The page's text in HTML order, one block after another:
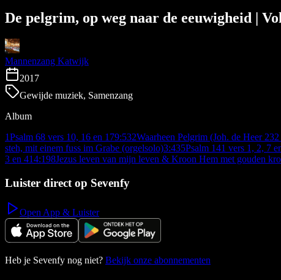
De pelgrim, op weg naar de eeuwigheid |
Mannenzang Katwijk
2017
Gewijde muziek, Samenzang
Album
1Psalm 68 vers 10, 16 en 179:532Waarheen Pelgrim (Joh. de Heer
steh, mit einem fuss im Grabe (orgelsolo)3:435Psalm 141 vers 1, 2, 7
3 en 414:198Jezus leven van mijn leven & Kroon Hem met gouden
Luister direct op Sevenfy
Open App & Luister
Heb je Sevenfy nog niet? Bekijk onze abonnementen